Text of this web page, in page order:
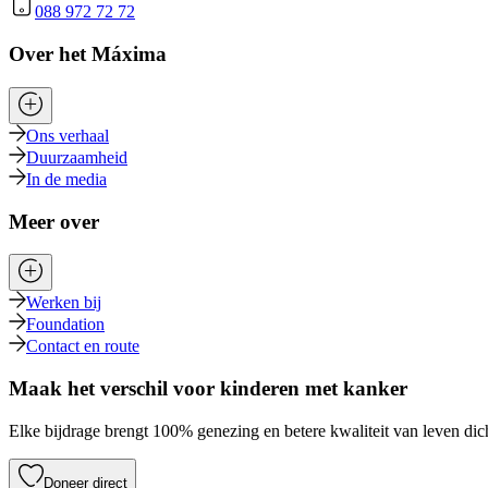
088 972 72 72
Over het Máxima
Ons verhaal
Duurzaamheid
In de media
Meer over
Werken bij
Foundation
Contact en route
Maak het verschil voor kinderen met kanker
Elke bijdrage brengt 100% genezing en betere kwaliteit van leven
Doneer direct